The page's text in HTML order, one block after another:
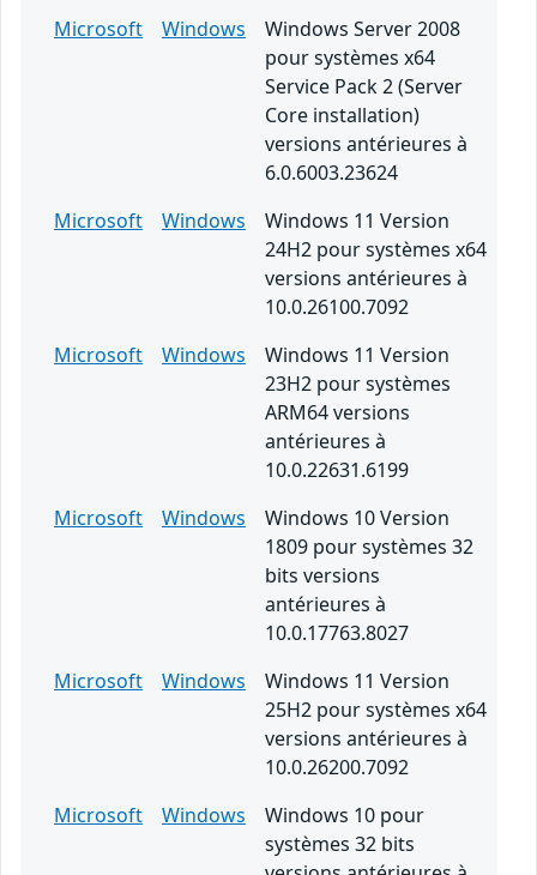
Microsoft Windows
Windows Server 2008
pour systèmes x64
Service Pack 2 (Server
Core installation)
versions antérieures à
6.0.6003.23624
Microsoft
Windows
Windows 11 Version
24H2 pour systèmes x64
versions antérieures à
10.0.26100.7092
Microsoft
Windows
Windows 11 Version
23H2 pour systèmes
ARM64 versions
antérieures à
10.0.22631.6199
Microsoft
Windows
Windows 10 Version
1809 pour systèmes 32
bits versions
antérieures à
10.0.17763.8027
Microsoft
Windows
Windows 11 Version
25H2 pour systèmes x64
versions antérieures à
10.0.26200.7092
Microsoft
Windows
Windows 10 pour
systèmes 32 bits